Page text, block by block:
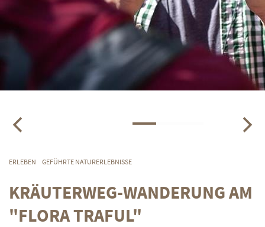
ERLEBEN GEFÜHRTE NATURERLEBNISSE
KRÄUTERWEG-WANDERUNG AM
"FLORA TRAFUL"